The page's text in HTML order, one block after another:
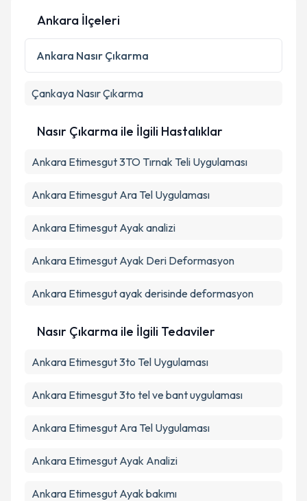
Ankara İlçeleri
Ankara Nasır Çıkarma
Çankaya Nasır Çıkarma
Nasır Çıkarma ile İlgili Hastalıklar
Ankara Etimesgut 3TO Tırnak Teli Uygulaması
Ankara Etimesgut Ara Tel Uygulaması
Ankara Etimesgut Ayak analizi
Ankara Etimesgut Ayak Deri Deformasyon
Ankara Etimesgut ayak derisinde deformasyon
Nasır Çıkarma ile İlgili Tedaviler
Ankara Etimesgut 3to Tel Uygulaması
Ankara Etimesgut 3to tel ve bant uygulaması
Ankara Etimesgut Ara Tel Uygulaması
Ankara Etimesgut Ayak Analizi
Ankara Etimesgut Ayak bakımı